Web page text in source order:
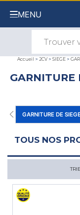
MENU
Accueil > 2CV > SIEGE >
GARNITURE
GARNITURE DE
TOUS NOS